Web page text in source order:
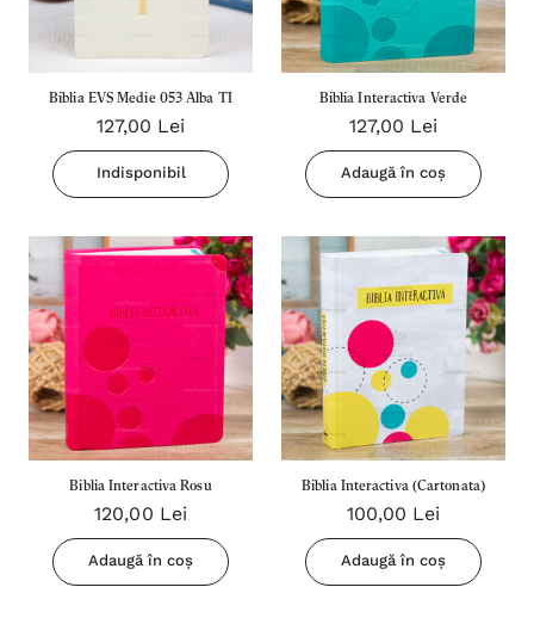
Biblia EVS Medie 053 Alba TI
127,00 Lei
Indisponibil
Biblia Interactiva Verde
127,00 Lei
Adaugă în coș
Biblia Interactiva Rosu
120,00 Lei
Adaugă în coș
Biblia Interactiva (Cartonata)
100,00 Lei
Adaugă în coș